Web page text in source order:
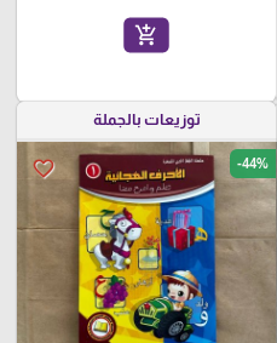
add_shopping_cart
توزيعات بالجملة
favorite_border -44%